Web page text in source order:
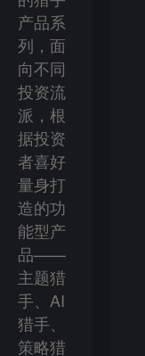
产品系
列，面
向不同
投资流
派，根
据投资
者喜好
量身打
造的功
能型产
品——
主题猎
手、AI
猎手、
策略猎